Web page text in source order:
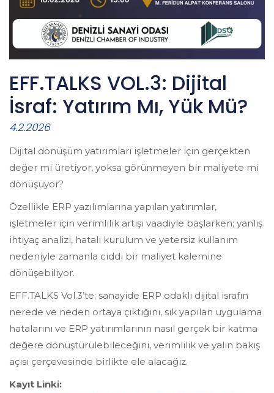
EFF.TALKS VOL.3: Dijital
İsraf: Yatırım Mı, Yük Mü?
4.2.2026
Dijital dönüşüm yatırımları işletmeler için gerçekten
değer mi üretiyor, yoksa görünmeyen bir maliyete mi
dönüşüyor?
Özellikle ERP yazılımlarına yapılan yatırımlar,
işletmeler için verimlilik artışı vaadiyle başlarken; yanlış
ihtiyaç analizi, hatalı kurulum ve yetersiz kullanım
nedeniyle zamanla ciddi bir maliyet kalemine
dönüşebiliyor.
EFF.TALKS Vol.3’te; sanayide ERP odaklı dijital israfın
nerede ve neden ortaya çıktığını, sık yapılan uygulama
hatalarını ve ERP yatırımlarının nasıl gerçek bir katma
değere dönüştürülebileceğini, verimlilik ve yalın bakış
açısı çerçevesinde birlikte ele alacağız.
Kayıt Linki: